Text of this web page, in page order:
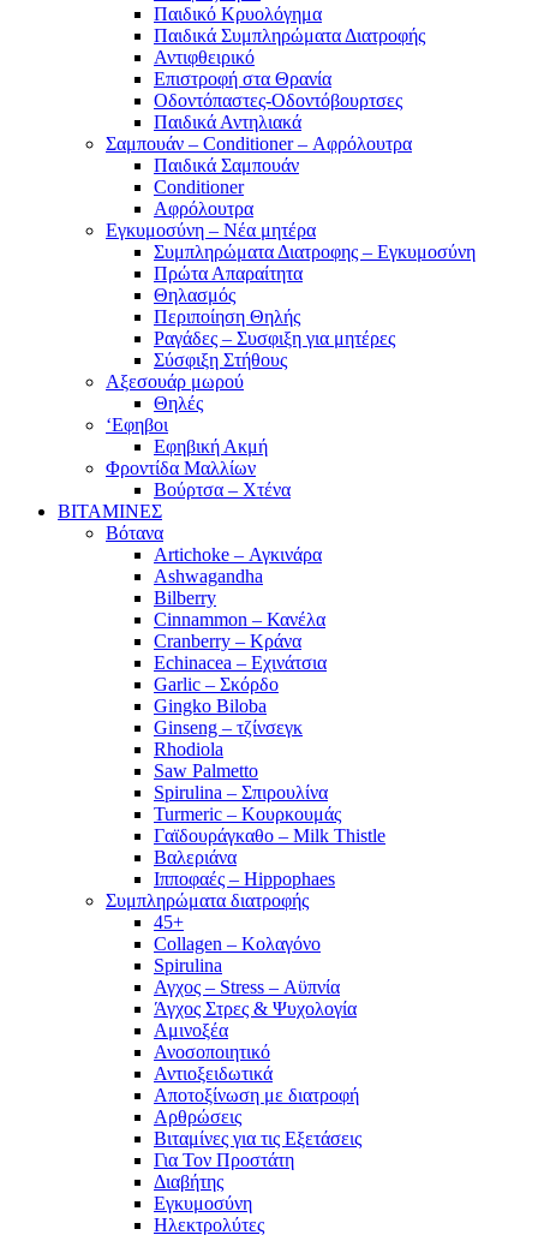
Παιδικό Κρυολόγημα
Παιδικά Συμπληρώματα Διατροφής
Αντιφθειρικό
Επιστροφή στα Θρανία
Οδοντόπαστες-Οδοντόβουρτσες
Παιδικά Αντηλιακά
Σαμπουάν – Conditioner – Αφρόλουτρα
Παιδικά Σαμπουάν
Conditioner
Αφρόλουτρα
Εγκυμοσύνη – Νέα μητέρα
Συμπληρώματα Διατροφης – Εγκυμοσύνη
Πρώτα Απαραίτητα
Θηλασμός
Περιποίηση Θηλής
Ραγάδες – Συσφιξη για μητέρες
Σύσφιξη Στήθους
Αξεσουάρ μωρού
Θηλές
‘Εφηβοι
Εφηβική Ακμή
Φροντίδα Μαλλίων
Βούρτσα – Χτένα
ΒΙΤΑΜΙΝΕΣ
Βότανα
Artichoke – Αγκινάρα
Ashwagandha
Bilberry
Cinnammon – Κανέλα
Cranberry – Κράνα
Echinacea – Εχινάτσια
Garlic – Σκόρδο
Gingko Biloba
Ginseng – τζίνσεγκ
Rhodiola
Saw Palmetto
Spirulina – Σπιρουλίνα
Turmeric – Κουρκουμάς
Γαϊδουράγκαθο – Milk Thistle
Βαλεριάνα
Ιπποφαές – Hippophaes
Συμπληρώματα διατροφής
45+
Collagen – Κολαγόνο
Spirulina
Αγχος – Stress – Αϋπνία
Άγχος Στρες & Ψυχολογία
Αμινοξέα
Ανοσοποιητικό
Αντιοξειδωτικά
Αποτοξίνωση με διατροφή
Αρθρώσεις
Βιταμίνες για τις Εξετάσεις
Για Τον Προστάτη
Διαβήτης
Εγκυμοσύνη
Ηλεκτρολύτες